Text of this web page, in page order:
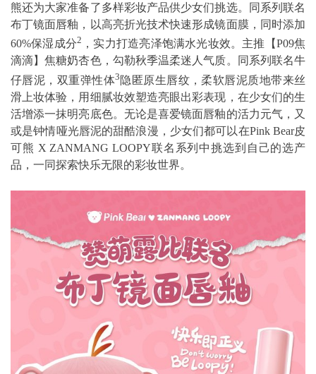
熊还为大家准备了多样彩妆产品供少女们挑选。同系列联名
布丁镜面唇釉，以高亮折光技术快速形成镜面膜，同时添加
60%保湿成分2 ，实力打造亮泽饱满水光妆效。主推【P09焦
滴滴】焦糖奶杏色，勾勒秋季温柔迷人气质。同系列联名牛
仔唇泥，双重弹性体3 隐匿原生唇纹，柔软唇泥质地带来丝
滑上妆体验，用细腻妆效塑造亮眼出彩表现，在少女们的生
活增添一抹明亮底色。无论是喜爱镜面唇釉的活力元气，又
或是钟情哑光唇泥的甜酷浪漫，少女们都可以在Pink Bear皮
可熊 X ZANMANG LOOPY联名系列中挑选到自己的选产
品，一同探索快乐无限的彩妆世界。